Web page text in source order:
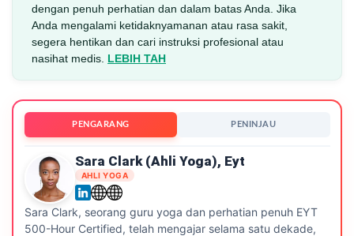
dengan penuh perhatian dan dalam batas Anda. Jika
Anda mengalami ketidaknyamanan atau rasa sakit,
segera hentikan dan cari instruksi profesional atau
nasihat medis. LEBIH TAH
PENGARANG PENINJAU
Sara Clark (ahli Yoga), Eyt
AHLI YOGA
Sara Clark, seorang guru yoga dan perhatian penuh EYT
500-Hour Certified, telah mengajar selama satu dekade,